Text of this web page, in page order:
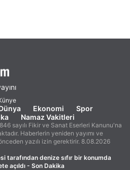
Ekonomi
Spor
Namaz Vakitleri
sayılı Fikir ve Sanat Eserleri Kanunu'na
Haberlerin yeniden yayımı ve
yazılı izin gerektirir. 8.08.2026
tarafından denize sıfır bir konumda
açıldı - Son Dakika